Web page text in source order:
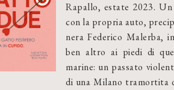
Rapallo, estate 2023.
con la propria auto,
nera Federico Malerba,
ben altro ai piedi di
marine: un passato
di una Milano tramortita